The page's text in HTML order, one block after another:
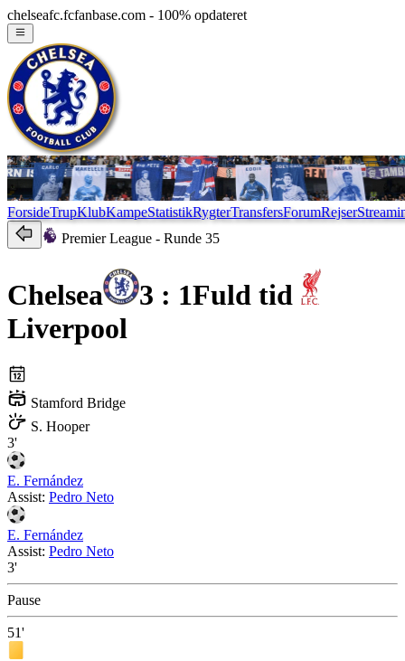
chelseafc.fcfanbase.com - 100% opdateret
ForsideTrupKlubKampeStatistikRygterTransfersForumRejser
Premier League - Runde 35
Chelsea 3 : 1Fuld tid
Liverpool
Stamford Bridge
S. Hooper
3'
E. Fernández
Assist: Pedro Neto
E. Fernández
Assist: Pedro Neto
3'
Pause
51'